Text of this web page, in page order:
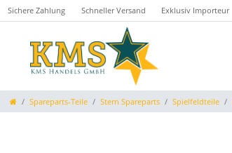
Sichere Zahlung Schneller Versand Exklusiv Importeur
Spareparts-Teile Stern Spareparts Spielfeldteile